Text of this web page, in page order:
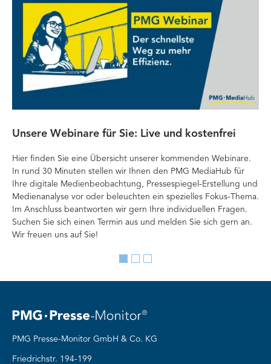
Unsere Webinare für Sie: Live und kostenfrei
Hier finden Sie eine Übersicht unserer kommenden Webinare.
In rund 30 Minuten stellen wir Ihnen den PMG MediaHub für
Ihre digitale Medienbeobachtung, Pressespiegel-Erstellung und
Medienanalyse vor oder beleuchten ein spezielles Fokus-Thema.
Im Anschluss beantworten wir gern Ihre individuellen Fragen.
Suchen Sie sich einen Termin aus und melden Sie sich gern an.
Wir freuen uns auf Sie!
Go
slide
Go
slide
Go
slide
PMG Presse-Monitor GmbH & Co. KG
Friedrichstr. 194-199